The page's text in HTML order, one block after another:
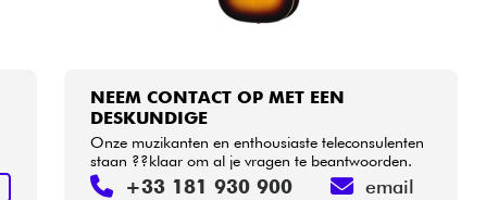
NEEM CONTACT OP MET EEN
DESKUNDIGE
Onze muzikanten en enthousiaste teleconsulenten
staan ??klaar om al je vragen te beantwoorden.
+33 181 930 900 email